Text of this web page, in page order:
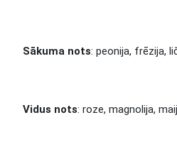
Sākuma nots: peonija, frēzija,
Vidus nots: roze, magnolija,